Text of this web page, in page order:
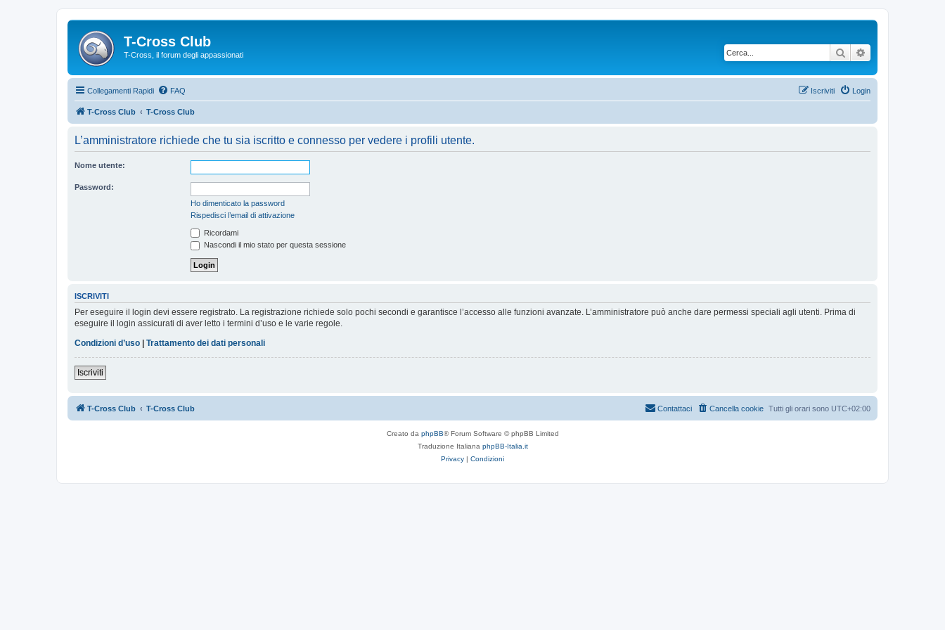
T-Cross Club
T-Cross, il forum degli appassionati Cerca
Collegamenti Rapidi FAQ Login
Iscriviti
T-Cross Club T-Cross Club
L’amministratore richiede che tu sia iscritto e connesso per vedere i profili utente.
Nome utente:
Password:
Ho dimenticato la password
Rispedisci l’email di attivazione
Ricordami
Nascondi il mio stato per questa sessione
ISCRIVITI
Per eseguire il login devi essere registrato. La registrazione richiede solo pochi secondi e garantisce l’accesso alle funzioni avanzate. L’amministratore può anche dare permessi speciali agli utenti. Prima di
eseguire il login assicurati di aver letto i termini d’uso e le varie regole.
Condizioni d’uso
Trattamento dei dati personali
Iscriviti
T-Cross Club T-Cross Club Tutti gli orari sono UTC+02:00
Cancella cookie
Contattaci
Creato da phpBB® Forum Software © phpBB Limited
Traduzione Italiana phpBB-Italia.it
Privacy | Condizioni